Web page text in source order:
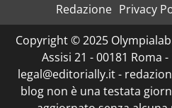
Redazione Privacy
Copyright © 2025
Assisi 21 - 00181 Roma
legal@editorially.it -
blog non è una testata